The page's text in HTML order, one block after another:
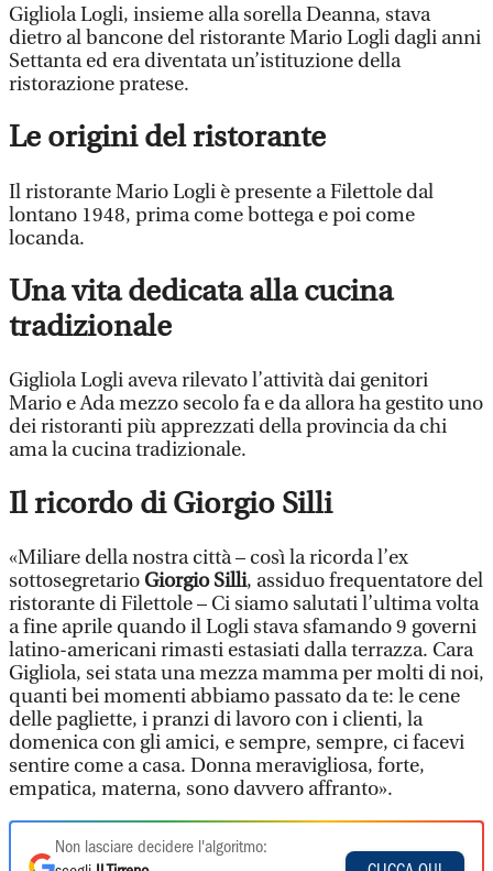
Gigliola Logli, insieme alla sorella Deanna, stava
dietro al bancone del ristorante Mario Logli dagli anni
Settanta ed era diventata un’istituzione della
ristorazione pratese.
Le origini del ristorante
Il ristorante Mario Logli è presente a Filettole dal
lontano 1948, prima come bottega e poi come
locanda.
Una vita dedicata alla cucina
tradizionale
Gigliola Logli aveva rilevato l’attività dai genitori
Mario e Ada mezzo secolo fa e da allora ha gestito uno
dei ristoranti più apprezzati della provincia da chi
ama la cucina tradizionale.
Il ricordo di Giorgio Silli
«Miliare della nostra città – così la ricorda l’ex
sottosegretarioGiorgio Silli, assiduo frequentatore del
ristorante di Filettole – Ci siamo salutati l’ultima volta
a fine aprile quando il Logli stava sfamando 9 governi
latino-americani rimasti estasiati dalla terrazza. Cara
Gigliola, sei stata una mezza mamma per molti di noi,
quanti bei momenti abbiamo passato da te: le cene
delle pagliette, i pranzi di lavoro con i clienti, la
domenica con gli amici, e sempre, sempre, ci facevi
sentire come a casa. Donna meravigliosa, forte,
empatica, materna, sono davvero affranto».
Non lasciare decidere l'algoritmo: